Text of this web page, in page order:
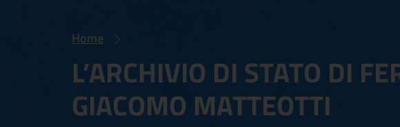
Home
L’ARCHIVIO DI STATO DI
GIACOMO MATTEOTTI